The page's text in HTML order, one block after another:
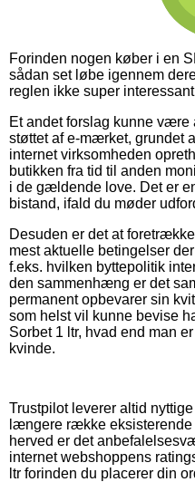
Forinden nogen køber i en
sådan set løbe igennem
reglen ikke super
Et andet forslag kunne være
støttet af e-mærket, grundet
internet virksomheden
butikken fra tid til anden
i de gældende love. Det er
bistand, ifald du møder
Desuden er det at
mest aktuelle betingelser
f.eks. hvilken byttepolitik
den sammenhæng er det
permanent opbevarer sin
som helst vil kunne bevise
Sorbet 1 ltr, hvad end man
kvinde.
Trustpilot leverer altid
længere række eksisterende
herved er det
internet webshoppens
ltr forinden du placerer din